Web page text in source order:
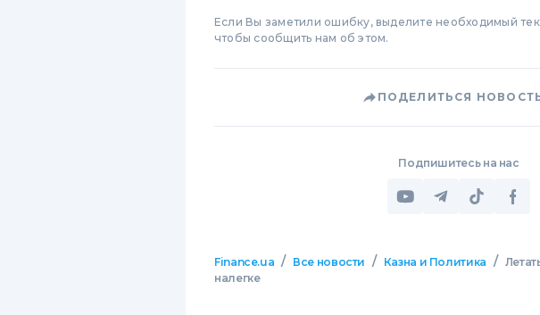
Если Вы заметили ошибку, выделите необходимый
чтобы сообщить нам об этом.
ПОДЕЛИТЬСЯ
Подпишитесь на нас
Finance.ua / Все новости / Казна и Политика /
налегке